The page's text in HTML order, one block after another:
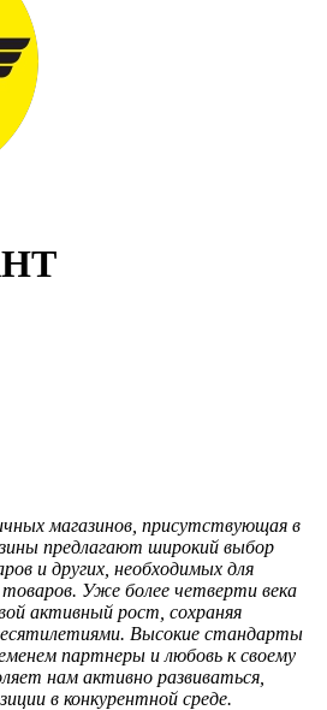
магазинов, присутствующая в
предлагают широкий выбор
и других, необходимых для
Уже более четверти века
активный рост, сохраняя
Высокие стандарты
партнеры и любовь к своему
нам активно развиваться,
в конкурентной среде.